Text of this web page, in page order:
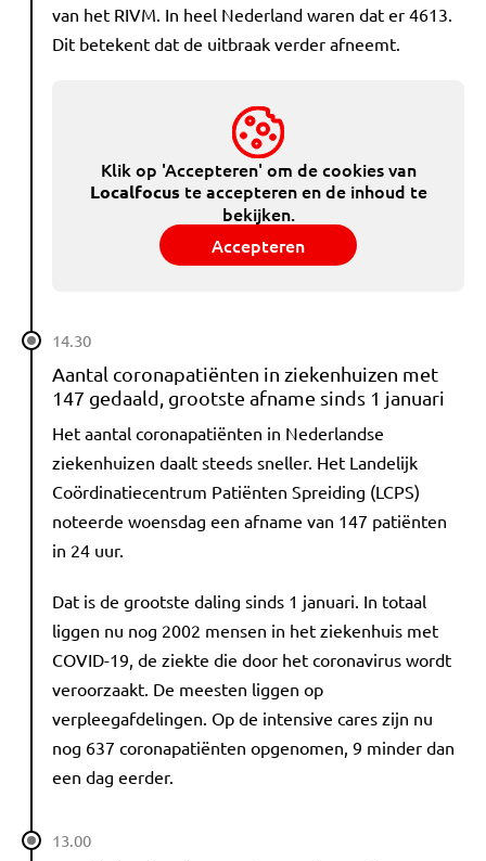
van het RIVM. In heel Nederland waren dat er 4613.
Dit betekent dat de uitbraak verder afneemt.
Klik op 'Accepteren' om de cookies van
Localfocus te accepteren en de inhoud te
bekijken.
Accepteren
14.30
Aantal coronapatiënten in ziekenhuizen met
147 gedaald, grootste afname sinds 1 januari
Het aantal coronapatiënten in Nederlandse
ziekenhuizen daalt steeds sneller. Het Landelijk
Coördinatiecentrum Patiënten Spreiding (LCPS)
noteerde woensdag een afname van 147 patiënten
in 24 uur.
Dat is de grootste daling sinds 1 januari. In totaal
liggen nu nog 2002 mensen in het ziekenhuis met
COVID-19, de ziekte die door het coronavirus wordt
veroorzaakt. De meesten liggen op
verpleegafdelingen. Op de intensive cares zijn nu
nog 637 coronapatiënten opgenomen, 9 minder dan
een dag eerder.
13.00